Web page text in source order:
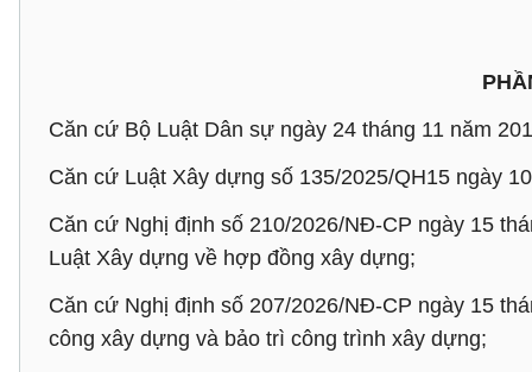
Căn cứ Bộ Luật Dân sự ngày 24 tháng 11 năm
Căn cứ Luật Xây dựng số 135/2025/QH15 ngày
Căn cứ Nghị định số 210/2026/NĐ-CP ngày 15
Luật Xây dựng về hợp đồng xây dựng;
Căn cứ Nghị định số 207/2026/NĐ-CP ngày 15
công xây dựng và bảo trì công trình xây dựng;